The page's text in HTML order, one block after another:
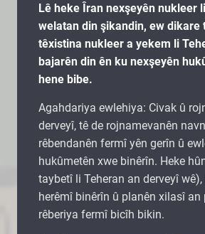
Lê heke Îran nexşeyên nukleer
welatan din şikandin, ew dikare
têxistina nukleer a yekem li
bajarên din ên ku nexşeyên
hene bibe.
Agahdariya ewlehiya: Civak û
derveyî, tê de rojnamevanên
rêbendanên fermî yên gerîn û
hukûmetên xwe binêrîn. Heke
taybetî li Teheran an derveyî
herêmî binêrîn û planên xilasî an
rêberiya fermî bicîh bikin.